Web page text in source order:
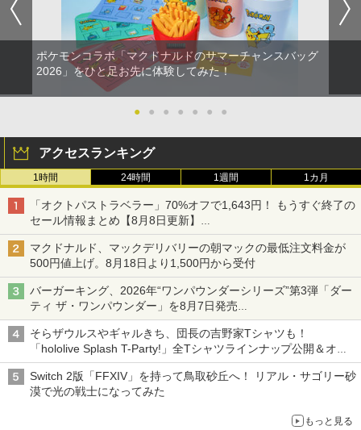
ポケモンコラボ「マクドナルドのサマーチャンスバッグ
2026」をひと足お先に体験してみた！
● ● ● ● ● ● ●
アクセスランキング
1時間 24時間 1週間 1カ月
「オクトパストラベラー」70%オフで1,643円！ もうすぐ終了の
セール情報まとめ【8月8日更新】
ニンテンドーeショップでは「大神 絶景版」が67%オフで990円
マクドナルド、マックデリバリーの朝マックの最低注文料金が
500円値上げ。8月18日より1,500円から受付
バーガーキング、2026年“ワンパウンダーシリーズ”第3弾「ダー
ティ ザ・ワンパウンダー」を8月7日発売
「特製ガーリックマヨソース」を使用した超大型チーズバーガー
そらザウルスやギャルきち、団長の吉野家Tシャツも！
「hololive Splash T-Party!」全Tシャツラインナップ公開＆オン
ライン販売開始
Switch 2版「FFXIV」を持って鳥取砂丘へ！ リアル・サゴリー砂
漠で光の戦士になってみた
もっと見る